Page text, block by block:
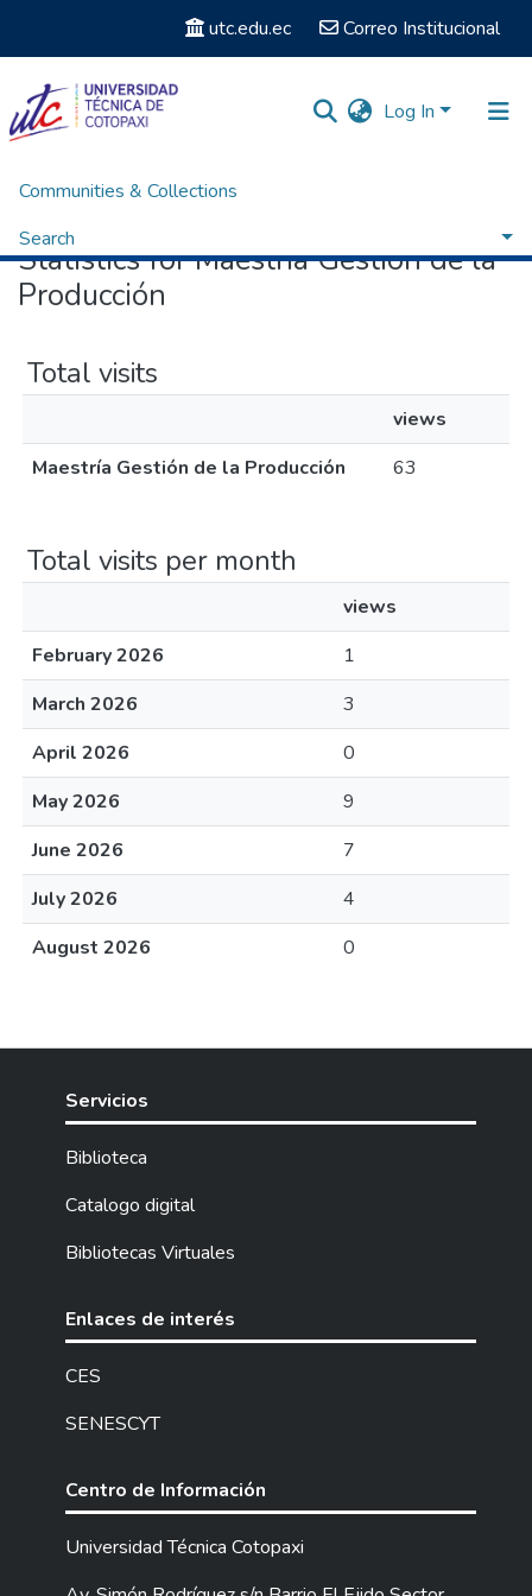
utc.edu.ec Correo Institucional
Log In
Communities & Collections
Search
Home Statistics
Statistics for Maestría Gestión de la
Producción
Total visits
views
Maestría Gestión de la Producción
63
Total visits per month
views
February 2026
1
March 2026
3
April 2026
0
May 2026
9
June 2026
7
July 2026
4
August 2026
0
Servicios
Biblioteca
Catalogo digital
Bibliotecas Virtuales
Enlaces de interés
CES
SENESCYT
Centro de Información
Universidad Técnica Cotopaxi